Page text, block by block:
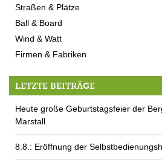
Straßen & Plätze
Ball & Board
Wind & Watt
Firmen & Fabriken
LETZTE BEITRÄGE
Heute große Geburtstagsfeier der
Marstall
8.8.: Eröffnung der